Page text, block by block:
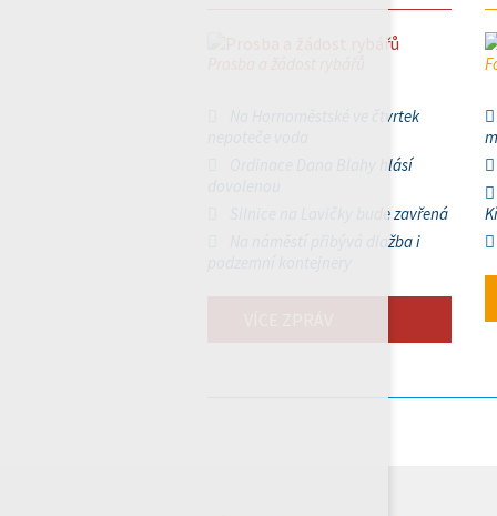
Na Hornoměstské ve čtvrtek
Ordinace Dana Blahy hlásí
Silnice na Lavičky bude zavřená
Na náměstí přibývá dlažba i